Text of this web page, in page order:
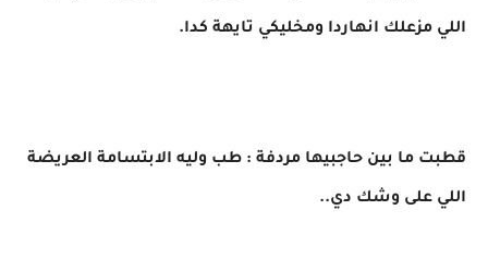
اللي مزعلك انهاردا ومخليكي تايهة كدا.
قطبت ما بين حاجبيها مردفة : طب وليه الابتسامة العريضة
اللي على وشك دي..